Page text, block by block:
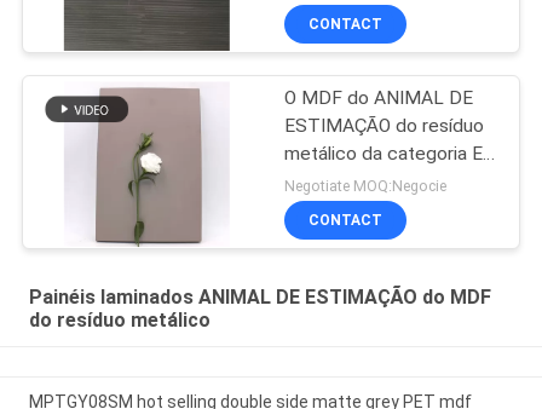
CONTACT
O MDF do ANIMAL DE
ESTIMAÇÃO do resíduo
metálico da categoria E0
almofada para o armário,
exposição, porta
Negotiate MOQ:Negocie
CONTACT
Painéis laminados ANIMAL DE ESTIMAÇÃO do MDF
do resíduo metálico
MPTGY08SM hot selling double side matte grey PET mdf